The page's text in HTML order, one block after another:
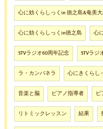
心に効くらしっくin 徳之島&奄美
心に効くらしっくin徳之島 心
STVラジオ60周年記念 STVラ
ラ・カンパネラ 心にきくらし
音楽と脳 ピアノ指導者
リトミックレッスン 結果